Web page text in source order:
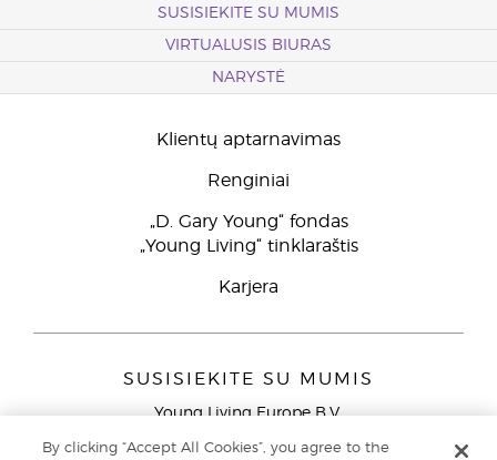
SUSISIEKITE SU MUMIS
VIRTUALUSIS BIURAS
NARYSTĖ
Klientų aptarnavimas
Renginiai
„D. Gary Young“ fondas
„Young Living“ tinklaraštis
Karjera
SUSISIEKITE SU MUMIS
Young Living Europe B.V.
By clicking “Accept All Cookies”, you agree to the